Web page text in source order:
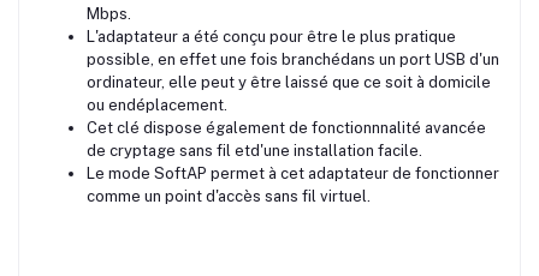
Mbps.
L'adaptateur a été conçu pour être le plus pratique
possible, en effet une fois branchédans un port USB d'un
ordinateur, elle peut y être laissé que ce soit à domicile
ou endéplacement.
Cet clé dispose également de fonctionnnalité avancée
de cryptage sans fil etd'une installation facile.
Le mode SoftAP permet à cet adaptateur de fonctionner
comme un point d'accès sans fil virtuel.